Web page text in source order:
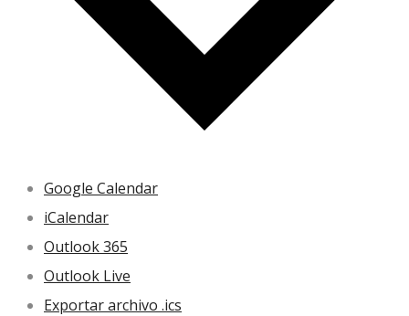
Google Calendar
iCalendar
Outlook 365
Outlook Live
Exportar archivo .ics